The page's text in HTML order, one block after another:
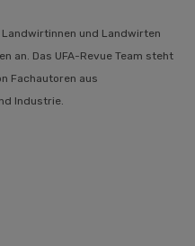
Landwirtinnen und Landwirten
an. Das UFA-Revue Team steht
Fachautoren aus
Industrie.